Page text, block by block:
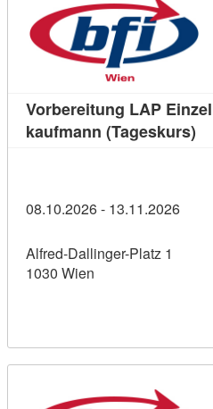
Vorbereitung LAP
kaufmann (Tageskurs)
08.10.2026 - 13.11.2026
Alfred-Dallinger-Platz 1
1030 Wien